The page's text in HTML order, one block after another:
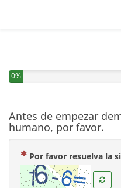
0%
Antes de empezar
humano, por favor.
Por favor resuelva la